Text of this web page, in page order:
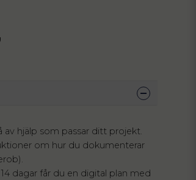
av hjälp som passar ditt projekt.
om hur du dokumenterar
dagar får du en digital plan med